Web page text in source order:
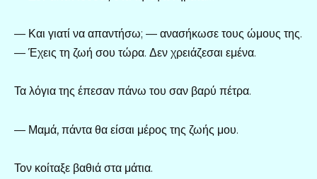
— Και γιατί να απαντήσω; — ανασήκωσε τους ώμους της.
— Έχεις τη ζωή σου τώρα. Δεν χρειάζεσαι εμένα.
Τα λόγια της έπεσαν πάνω του σαν βαρύ πέτρα.
— Μαμά, πάντα θα είσαι μέρος της ζωής μου.
Τον κοίταξε βαθιά στα μάτια.